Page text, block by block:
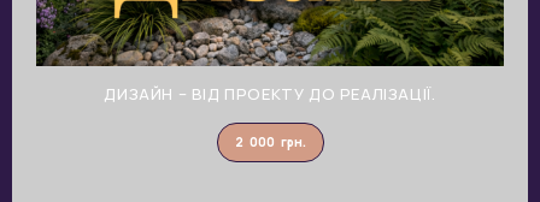
ДИЗАЙН – ВІД ПРОЕКТУ ДО РЕАЛІЗАЦІЇ.
2 000 грн.